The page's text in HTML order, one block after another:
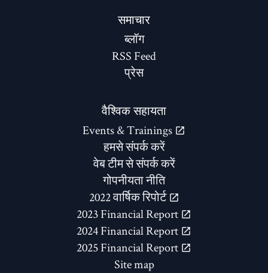
समाचार
ब्लॉग
RSS Feed
प्रेस
वैश्विक सहायता
Events & Trainings
हमसे संपर्क करें
वेब टीम से संपर्क करें
गोपनीयता नीति
2022 वार्षिक रिपोर्ट
2023 Financial Report
2024 Financial Report
2025 Financial Report
Site map